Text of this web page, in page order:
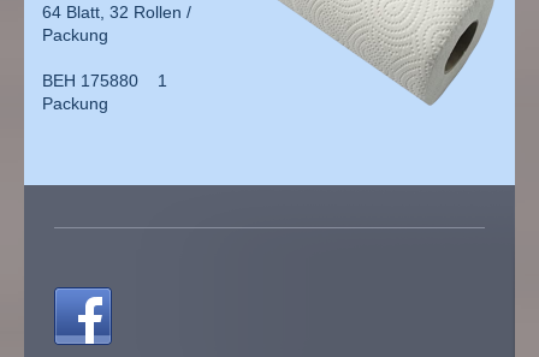
64 Blatt, 32 Rollen /
Packung
BEH 175880 1
Packung